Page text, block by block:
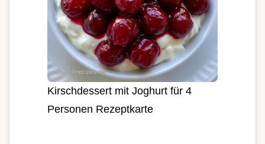
Kirschdessert mit Joghurt für 4
Personen Rezeptkarte